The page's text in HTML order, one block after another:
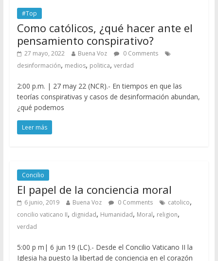
#Top
Como católicos, ¿qué hacer ante el
pensamiento conspirativo?
27 mayo, 2022 Buena Voz
0 Comments
desinformación, medios, politica, verdad
2:00 p.m. | 27 may 22 (NCR).- En tiempos en que las
teorías conspirativas y casos de desinformación abundan,
¿qué podemos
Leer más
Concilio
El papel de la conciencia moral
6 junio, 2019 Buena Voz 0 Comments catolico,
concilio vaticano II, dignidad, Humanidad, Moral, religion,
verdad
5:00 p m| 6 jun 19 (LC).- Desde el Concilio Vaticano II la
Iglesia ha puesto la libertad de conciencia en el corazón